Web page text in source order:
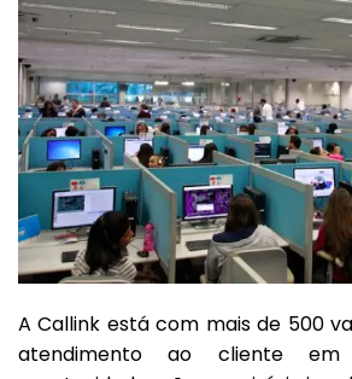
A Callink está com mais de 500
atendimento ao cliente em